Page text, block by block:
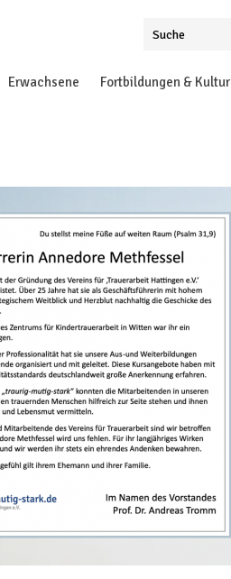
Suche
Erwachsene Fortbildungen & Kultur